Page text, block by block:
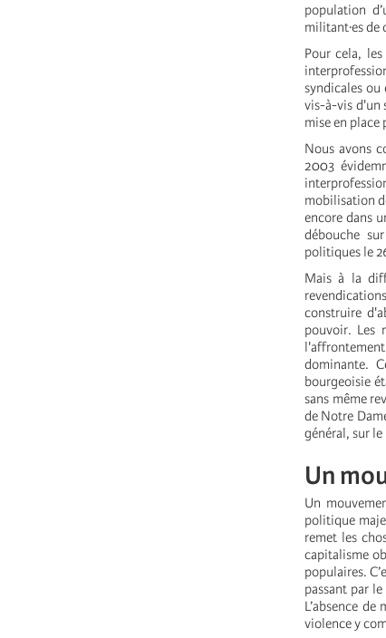
population
militant·es de
Pour cela,
syndicales ou
vis-à-vis d'un
mise en place
Nous avons
2003
mobilisation
encore dans
débouche
politiques le
Mais à la
construire
pouvoir. Les
dominante.
bourgeoisie
sans même
de Notre
général, sur
Un
Un
politique
remet les
capitalisme
populaires.
passant par
L’absence
violence y